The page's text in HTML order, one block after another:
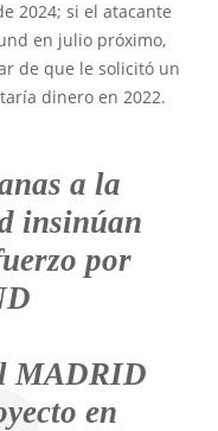
2024; si el atacante
en julio próximo,
de que le solicitó un
dinero en 2022.
a la
insinúan
por
MADRID
en